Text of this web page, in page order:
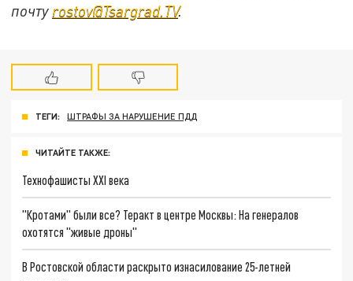
почту rostov@Tsargrad.ТV.
ТЕГИ: ШТРАФЫ ЗА НАРУШЕНИЕ ПДД
ЧИТАЙТЕ ТАКЖЕ:
Технофашисты XXI века
"Кротами" были все? Теракт в центре Москвы: На генералов
охотятся "живые дроны"
В Ростовской области раскрыто изнасилование 25-летней